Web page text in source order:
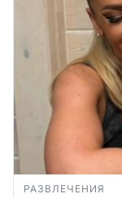
РАЗВЛЕЧЕНИЯ